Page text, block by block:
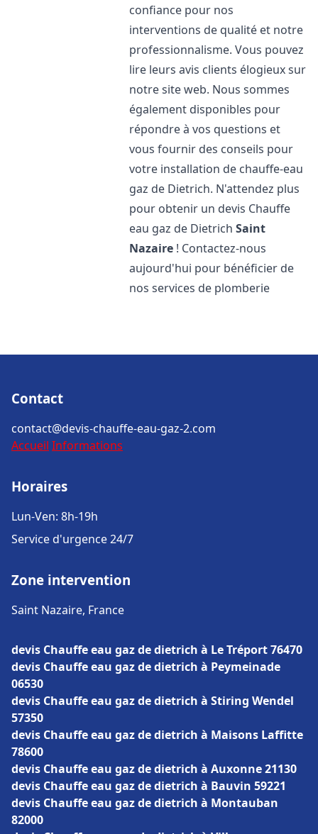
confiance pour nos
interventions de qualité et notre
professionnalisme. Vous pouvez
lire leurs avis clients élogieux sur
notre site web. Nous sommes
également disponibles pour
répondre à vos questions et
vous fournir des conseils pour
votre installation de chauffe-eau
gaz de Dietrich. N'attendez plus
pour obtenir un devis Chauffe
eau gaz de DietrichSaint
Nazaire ! Contactez-nous
aujourd'hui pour bénéficier de
nos services de plomberie
Contact
contact@devis-chauffe-eau-gaz-2.com
Accueil Informations
Horaires
Lun-Ven: 8h-19h
Service d'urgence 24/7
Zone intervention
Saint Nazaire, France
devis Chauffe eau gaz de dietrich à Le Tréport 76470
devis Chauffe eau gaz de dietrich à Peymeinade
06530
devis Chauffe eau gaz de dietrich à Stiring Wendel
57350
devis Chauffe eau gaz de dietrich à Maisons Laffitte
78600
devis Chauffe eau gaz de dietrich à Auxonne 21130
devis Chauffe eau gaz de dietrich à Bauvin 59221
devis Chauffe eau gaz de dietrich à Montauban
82000